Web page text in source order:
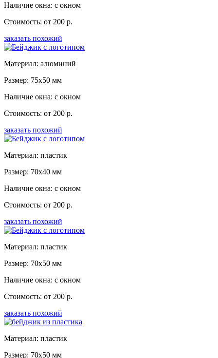
Наличие окна: с окном
Стоимость: от 200 р.
заказать похожий
Материал: алюминий
Размер: 75x50 мм
Наличие окна: с окном
Стоимость: от 200 р.
заказать похожий
Материал: пластик
Размер: 70x40 мм
Наличие окна: с окном
Стоимость: от 200 р.
заказать похожий
Материал: пластик
Размер: 70x50 мм
Наличие окна: с окном
Стоимость: от 200 р.
заказать похожий
Материал: пластик
Размер: 70x50 мм